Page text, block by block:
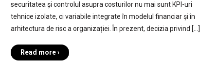
securitatea și controlul asupra costurilor nu mai sunt KPI-uri
tehnice izolate, ci variabile integrate în modelul financiar și în
arhitectura de risc a organizației. În prezent, decizia privind […]
Read more ›